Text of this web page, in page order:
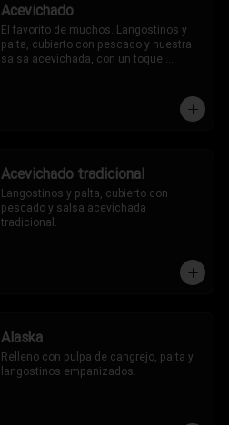
Acevichado
El favorito de muchos. Langostinos y
palta, cubierto con pescado y nuestra
salsa acevichada, con un toque
Acevichado tradicional
Langostinos y palta, cubierto con
pescado y salsa acevichada
tradicional.
Alaska
Relleno con pulpa de cangrejo, palta y
langostinos empanizados.